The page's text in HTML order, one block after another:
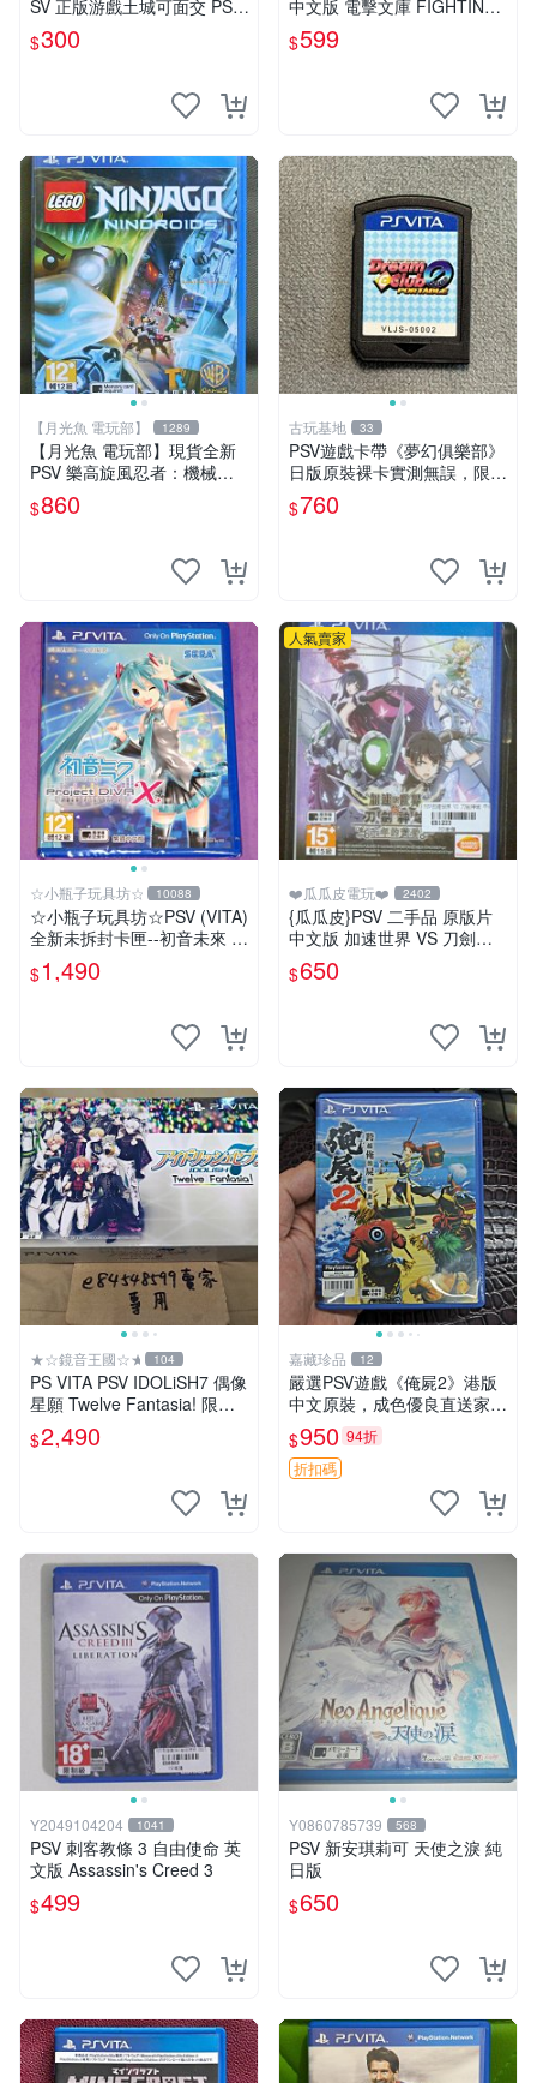
SV 正版游戲土城可面交 PSV
噬神者 解放重生 日版 【9成
新】✪裸片 二手九成新~
$300
中文版 電擊文庫 FIGHTING
CLIMAX(遊戲都有回收)
$599
【月光魚 電玩部】 1289
【月光魚 電玩部】現貨全新
PSV 樂高旋風忍者：機械忍
者 亞版英文版 LEGO Ninjag
o: Nindroids
$860
古玩基地 33
PSV遊戲卡帶《夢幻俱樂部》
日版原裝裸卡實測無誤，限S
ONY PSV機支援 psv psv游戲
psv夢幻俱樂部
$760
☆小瓶子玩具坊☆ 10088
☆小瓶子玩具坊☆PSV (VITA)
全新未拆封卡匣--初音未來 名
伶計畫X 中文版
$1,490
人氣賣家
❤️瓜瓜皮電玩❤️ 2402
{瓜瓜皮}PSV 二手品 原版片
中文版 加速世界 VS 刀劍神
域 千年的黃昏(遊戲都能回收)
$650
★☆鏡音王國☆★ 104
PS VITA PSV IDOLiSH7 偶像
星願 Twelve Fantasia! 限定
版 純日版 日文版 特裝版
$2,490
嘉藏珍品 12
嚴選PSV遊戲《俺屍2》港版
中文原裝，成色優良直送家門
口 俺屍2 PSV 港版 中文
$950 94折
折扣碼
Y2049104204 1041
PSV 刺客教條 3 自由使命 英
文版 Assassin's Creed 3
$499
Y0860785739 568
PSV 新安琪莉可 天使之淚 純
日版
$650